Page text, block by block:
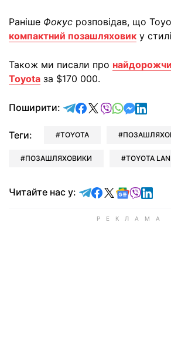
Раніше Фокус розповідав, що
компактний позашляховик у
Також ми писали про
Toyota за $170 000.
Поширити: відправити у
поділитись у
поділитись у X
відправити у
Теги: TOYOTA
ПОЗАШЛЯХОВИКИ TOYOTA
Читайте нас у: Читайте у
Читайте у
Читайте у X
Читайте